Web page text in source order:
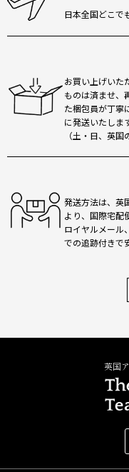
日本全国どこで
お買い上げいた
ものは済ませ、
た梱包員が丁寧
に発送いたします
（土・日、英国
発送方法は、英
より、国際宅配
ロイヤルメール
での追跡付きで
英国